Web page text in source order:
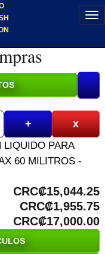
+ x
LIQUIDO PARA
60 MILITROS -
CRC₡15,044.25
CRC₡1,955.75
CRC₡17,000.00